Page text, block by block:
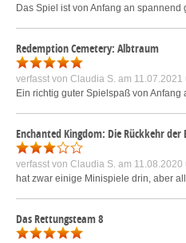
Das Spiel ist von Anfang an
Redemption Cemetery: Albtraum
verfasst von Claudia S. am 11.07.2021
Ein richtig guter Spielspaß von
Enchanted Kingdom: Die Rückkehr der
verfasst von Claudia S. am 11.08.2020
hat zwar einige Minispiele drin, aber
Das Rettungsteam 8